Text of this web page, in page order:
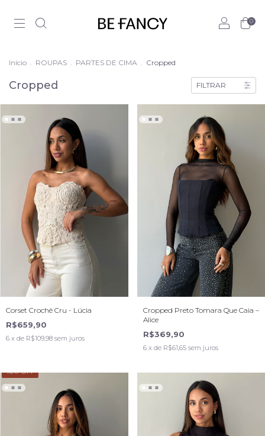
0
Início . ROUPAS . PARTES DE CIMA . Cropped
Cropped FILTRAR
Corset Crochê Cru - Lúcia
R$659,90
6 x de R$109,98 sem juros
Cropped Preto Tomara Que Caia –
Alice
R$369,90
6 x de R$61,65 sem juros
40% OFF